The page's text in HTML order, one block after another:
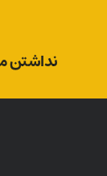
نداشتن